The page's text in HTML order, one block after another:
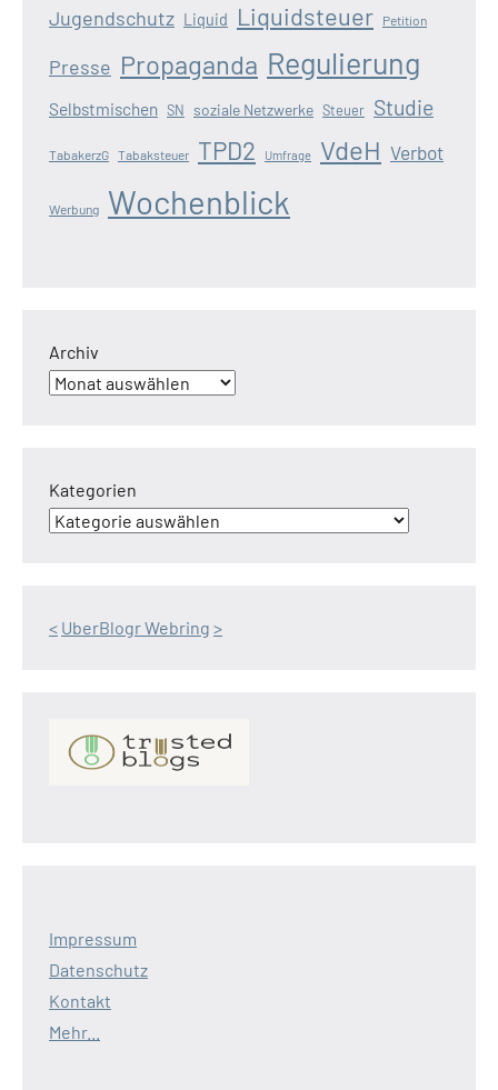
Jugendschutz Liquid Liquidsteuer Petition
Presse Propaganda Regulierung
Selbstmischen SN soziale Netzwerke Steuer Studie
TabakerzG Tabaksteuer TPD2 Umfrage VdeH Verbot
Werbung Wochenblick
Archiv
Kategorien
< UberBlogr Webring >
Impressum
Datenschutz
Kontakt
Mehr...